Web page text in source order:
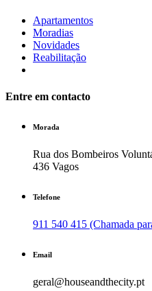
Apartamentos
Moradias
Novidades
Reabilitação
Entre em contacto
Morada
Rua dos Bombeiros
436 Vagos
Telefone
911 540 415 (Chamada
Email
geral@houseandthecity.pt